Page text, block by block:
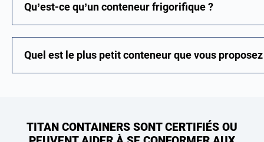
Qu’est-ce qu’un conteneur frigorifique ?
Quel est le plus petit conteneur que vous proposez
TITAN CONTAINERS SONT CERTIFIÉS OU